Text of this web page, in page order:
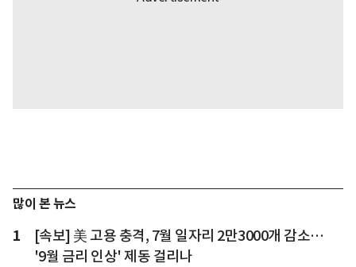
많이 본 뉴스
1
[속보] 美 고용 충격, 7월 일자리 2만3000개 감소…
'9월 금리 인상' 제동 걸리나